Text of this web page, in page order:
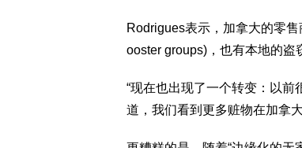
Rodrigues表示，加拿大的零
ooster groups)，也有本地的盗
“现在也出现了一个转变：以
道，我们看到更多赃物在加拿